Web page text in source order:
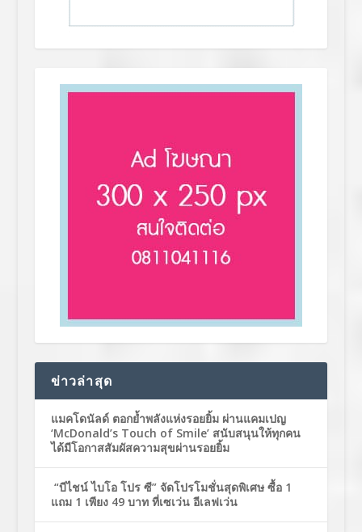
ข่าวล่าสุด
แมคโดนัลด์ ตอกย้ำพลังแห่งรอยยิ้ม ผ่านแคมเปญ
‘McDonald’s Touch of Smile’ สนับสนุนให้ทุกคน
ได้มีโอกาสสัมผัสความสุขผ่านรอยยิ้ม
“บีไชน์ ไบโอ โปร ซี” จัดโปรโมชั่นสุดพิเศษ ซื้อ 1
แถม 1 เพียง 49 บาท ที่เซเว่น อีเลฟเว่น